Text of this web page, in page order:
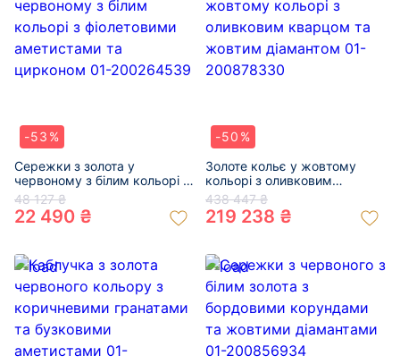
-53%
Сережки з золота у
червоному з білим кольорі з
фіолетовими аметистами та
цирконом 01-200264539
48 127 ₴
22 490 ₴
-50%
Золоте кольє у жовтому
кольорі з оливковим
кварцом та жовтим
діамантом 01-200878330
438 447 ₴
219 238 ₴